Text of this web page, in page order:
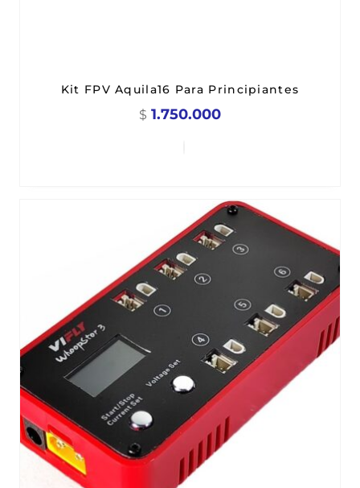
Kit FPV Aquila16 Para Principiantes
$ 1.750.000